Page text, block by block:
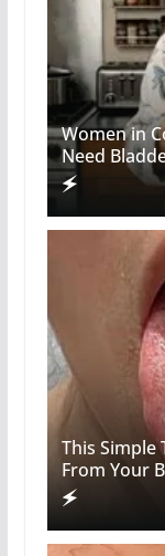
Women in
Need
This Simple
From Your